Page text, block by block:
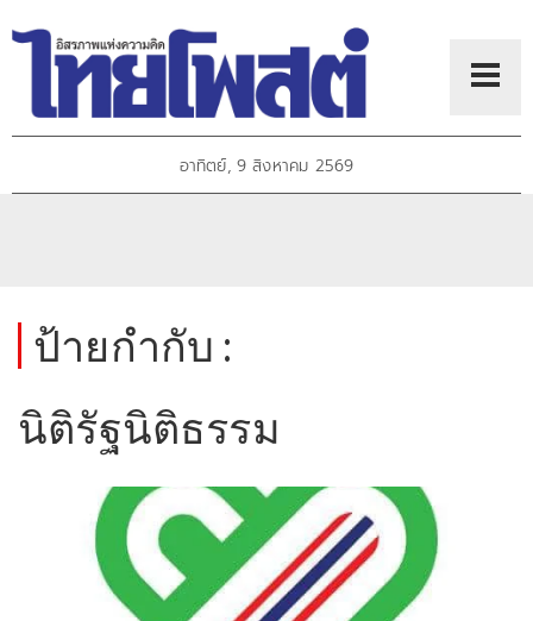
อาทิตย์, 9 สิงหาคม 2569
ป้ายกำกับ :
นิติรัฐนิติธรรม